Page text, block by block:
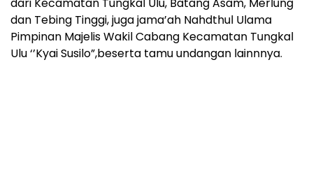
dan Tebing Tinggi, juga jama’ah Nahdthul Ulama
Pimpinan Majelis Wakil Cabang Kecamatan Tungkal
Ulu ‘’Kyai Susilo”,beserta tamu undangan lainnnya.